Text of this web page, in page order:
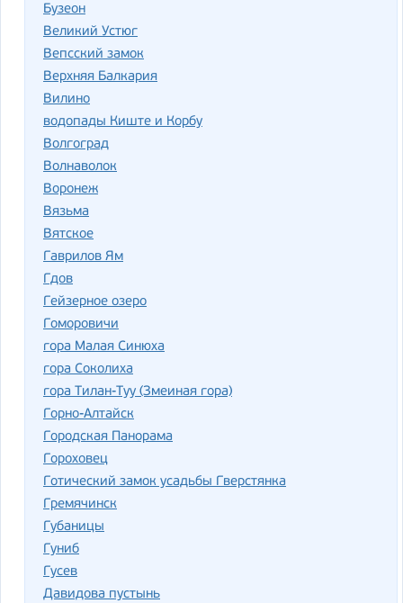
Бузеон
Великий Устюг
Вепсский замок
Верхняя Балкария
Вилино
водопады Киште и Корбу
Волгоград
Волнаволок
Воронеж
Вязьма
Вятское
Гаврилов Ям
Гдов
Гейзерное озеро
Гоморовичи
гора Малая Синюха
гора Соколиха
гора Тилан-Туу (Змеиная гора)
Горно-Алтайск
Городская Панорама
Гороховец
Готический замок усадьбы Гверстянка
Гремячинск
Губаницы
Гуниб
Гусев
Давидова пустынь